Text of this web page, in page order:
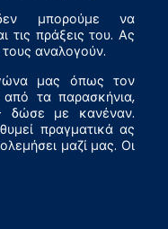
μπορούμε να
τις πράξεις του. Ας
αναλογούν.
μας όπως τον
τα παρασκήνια,
δώσε με κανέναν.
πραγματικά ας
μαζί μας. Οι